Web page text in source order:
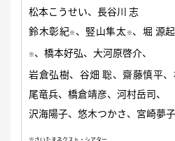
松本こうせい、長谷川 志
鈴木彰紀※ 、竪山隼太※、堀 源起
※、橋本好弘、大河原啓介、
岩倉弘樹、谷畑 聡、齋藤慎平
尾竜兵、橋倉靖彦、河村岳司、
沢海陽子、悠木つかさ、宮崎夢子